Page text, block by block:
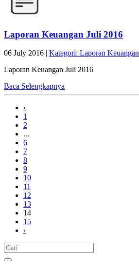
Laporan Keuangan Juli 2016
06 July 2016 | Kategori: Laporan Keuangan
Laporan Keuangan Juli 2016
Baca Selengkapnya
‹
1
2
...
6
7
8
9
10
11
12
13
14
15
›